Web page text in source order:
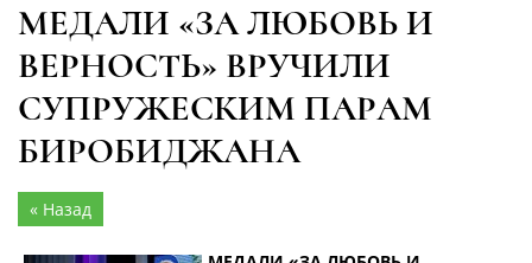
МЕДАЛИ «ЗА ЛЮБОВЬ И
ВЕРНОСТЬ» ВРУЧИЛИ
СУПРУЖЕСКИМ ПАРАМ
БИРОБИДЖАНА
« Назад